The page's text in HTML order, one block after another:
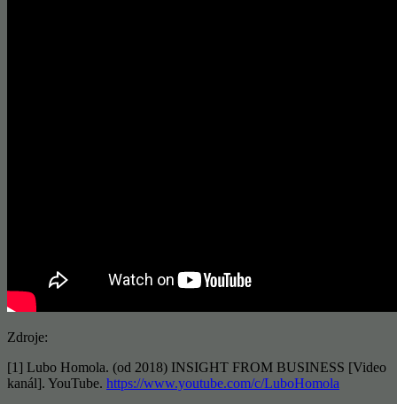
Zdroje:
[1] Lubo Homola. (od 2018) INSIGHT FROM BUSINESS [Video
kanál]. YouTube. https://www.youtube.com/c/LuboHomola